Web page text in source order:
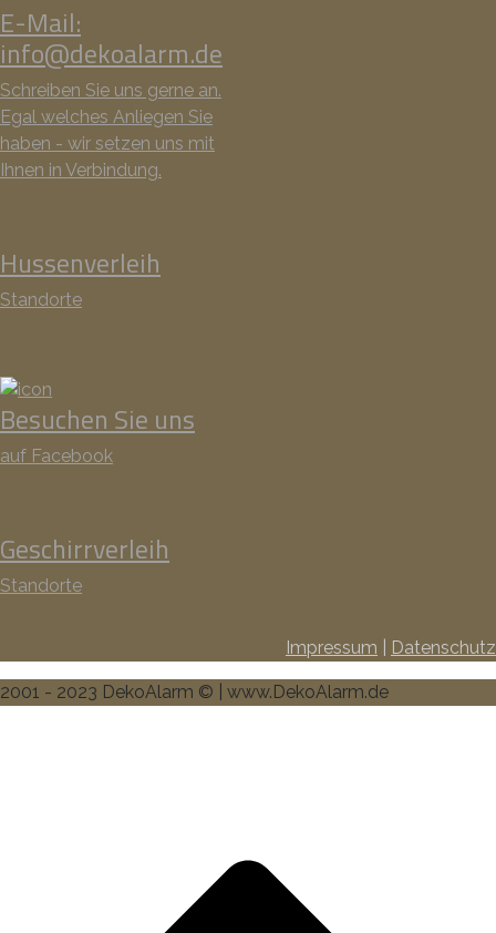
E-Mail:
info@dekoalarm.de
Schreiben Sie uns gerne an.
Egal welches Anliegen Sie
haben - wir setzen uns mit
Ihnen in Verbindung.
Hussenverleih
Standorte
Besuchen Sie uns
auf Facebook
Geschirrverleih
Standorte
Impressum Datenschutz
2001 - 2023 DekoAlarm © | www.DekoAlarm.de